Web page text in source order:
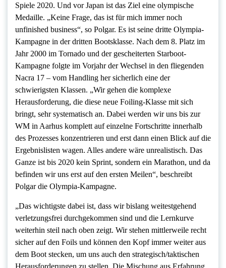
Spiele 2020. Und vor Japan ist das Ziel eine olympische
Medaille. „Keine Frage, das ist für mich immer noch
unfinished business“, so Polgar. Es ist seine dritte Olympia-
Kampagne in der dritten Bootsklasse. Nach dem 8. Platz im
Jahr 2000 im Tornado und der gescheiterten Starboot-
Kampagne folgte im Vorjahr der Wechsel in den fliegenden
Nacra 17 – vom Handling her sicherlich eine der
schwierigsten Klassen. „Wir gehen die komplexe
Herausforderung, die diese neue Foiling-Klasse mit sich
bringt, sehr systematisch an. Dabei werden wir uns bis zur
WM in Aarhus komplett auf einzelne Fortschritte innerhalb
des Prozesses konzentrieren und erst dann einen Blick auf die
Ergebnislisten wagen. Alles andere wäre unrealistisch. Das
Ganze ist bis 2020 kein Sprint, sondern ein Marathon, und da
befinden wir uns erst auf den ersten Meilen“, beschreibt
Polgar die Olympia-Kampagne.
„Das wichtigste dabei ist, dass wir bislang weitestgehend
verletzungsfrei durchgekommen sind und die Lernkurve
weiterhin steil nach oben zeigt. Wir stehen mittlerweile recht
sicher auf den Foils und können den Kopf immer weiter aus
dem Boot stecken, um uns auch den strategisch/taktischen